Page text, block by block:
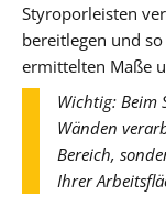
Styroporleisten
bereitlegen und
ermittelten Maße
Wichtig: Beim
Wänden
Bereich,
Ihrer